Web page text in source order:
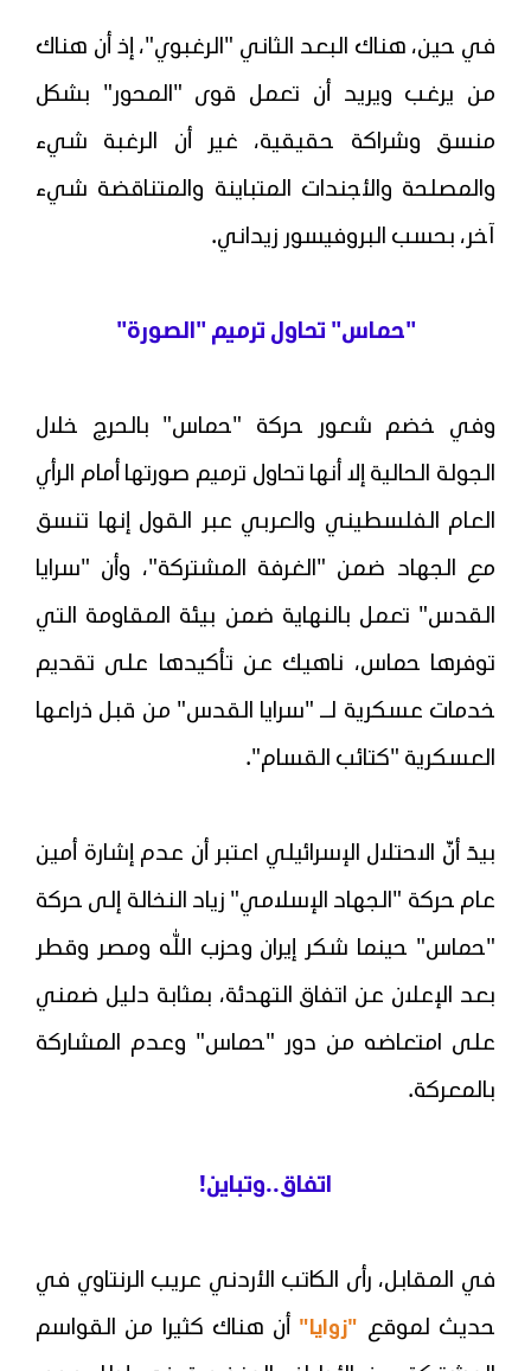
في حين، هناك البعد الثاني "الرغبوي"، إذ أن هناك
من يرغب ويريد أن تعمل قوى "المحور" بشكل
منسق وشراكة حقيقية، غير أن الرغبة شيء
والمصلحة والأجندات المتباينة والمتناقضة شيء
آخر، بحسب البروفيسور زيداني.
"حماس" تحاول ترميم "الصورة"
وفي خضم شعور حركة "حماس" بالحرج خلال
الجولة الحالية إلا أنها تحاول ترميم صورتها أمام الرأي
العام الفلسطيني والعربي عبر القول إنها تنسق
مع الجهاد ضمن "الغرفة المشتركة"، وأن "سرايا
القدس" تعمل بالنهاية ضمن بيئة المقاومة التي
توفرها حماس، ناهيك عن تأكيدها على تقديم
خدمات عسكرية لـ "سرايا القدس" من قبل ذراعها
العسكرية "كتائب القسام".
بيدَ أنّ الاحتلال الإسرائيلي اعتبر أن عدم إشارة أمين
عام حركة "الجهاد الإسلامي" زياد النخالة إلى حركة
"حماس" حينما شكر إيران وحزب الله ومصر وقطر
بعد الإعلان عن اتفاق التهدئة، بمثابة دليل ضمني
على امتعاضه من دور "حماس" وعدم المشاركة
بالمعركة.
اتفاق..وتباين!
في المقابل، رأى الكاتب الأردني عريب الرنتاوي في
حديث لموقع "زوايا" أن هناك كثيرا من القواسم